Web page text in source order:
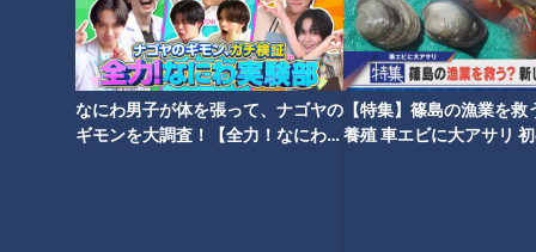
なにわ男子が体を張って、ナゴヤの
ギモンを大調査！【全力！なにわ実
【特集】篠島の漁業を救
養殖 車エビに大アサリ
グパーク」の魅力とは？
で、最新ショッピング事情を徹
底調査